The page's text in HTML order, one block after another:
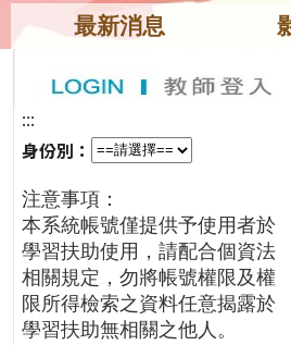
最新消息
:::
身份別：
注意事項：
本系統帳號僅提供予使用者於
學習扶助使用，請配合個資法
相關規定，勿將帳號權限及權
限所得檢索之資料任意揭露於
學習扶助無相關之他人。